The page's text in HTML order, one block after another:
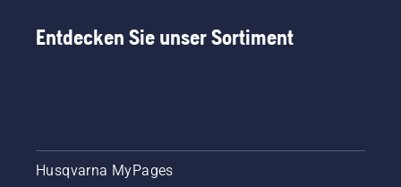
Entdecken Sie unser Sortiment
Husqvarna MyPages